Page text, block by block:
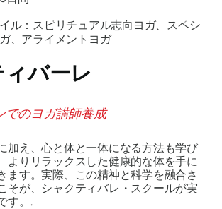
ル：スピリチュアル志向ヨガ、スペシ
、アライメントヨガ
バーレ
加え、心と体と一体になる方法も学び
よりリラックスした健康的な体を手に
ます。実際、この精神と科学を融合さ
そが、シャクティバレ・スクールが実
す。.